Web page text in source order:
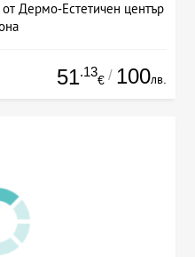
Дермо-Естетичен център
51.13
€ / 100лв.